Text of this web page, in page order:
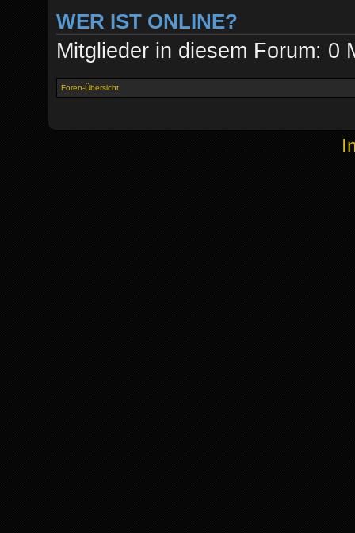
WER IST ONLINE?
Mitglieder in diesem Forum: 0
Foren-Übersicht